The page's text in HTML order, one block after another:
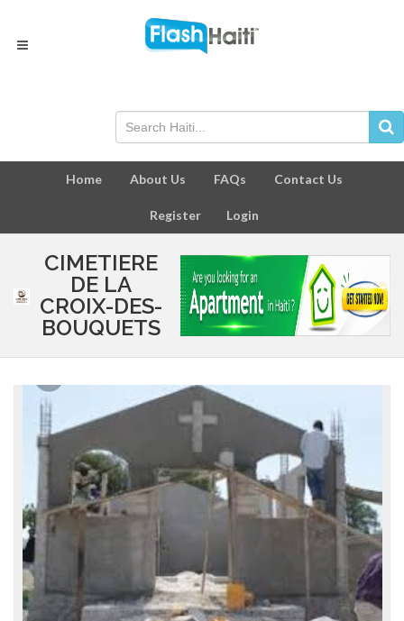
Home About Us FAQs Contact Us
Register Login
CIMETIERE
DE LA
CROIX-DES-
BOUQUETS